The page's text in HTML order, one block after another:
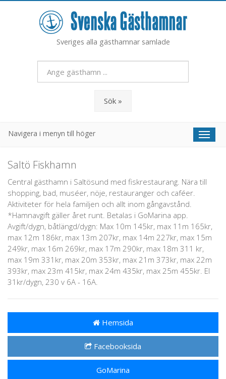
Sveriges alla gästhamnar samlade
Sök »
Navigera i menyn till höger
Toggle
Saltö Fiskhamn
Central gästhamn i Saltösund med fiskrestaurang. Nära till
shopping, bad, muséer, nöje, restauranger och caféer.
Aktiviteter för hela familjen och allt inom gångavstånd.
*Hamnavgift gäller året runt. Betalas i GoMarina app.
Avgift/dygn, båtlängd/dygn: Max 10m 145kr, max 11m 165kr,
max 12m 186kr, max 13m 207kr, max 14m 227kr, max 15m
249kr, max 16m 269kr, max 17m 290kr, max 18m 311 kr,
max 19m 331kr, max 20m 353kr, max 21m 373kr, max 22m
393kr, max 23m 415kr, max 24m 435kr, max 25m 455kr. El
31kr/dygn, 230 v 6A - 16A.
Hemsida
Facebooksida
GoMarina